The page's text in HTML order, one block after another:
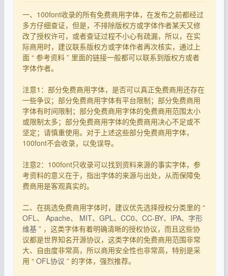
一、100font收录的所有免费商用字体，在发布之前都经过
多方仔细查证，但是，不排除版权方或字体作者某天又修
改了授权许可，或者查证过程不小心有疏漏，所以，在实
际商用时，建议联系版权方或字体作者再次核实，通过上
面 “ 参考资料 ” 里面的链接一般都可以联系到版权方或者
字体作者。
注意1：部分免费商用字体，是否可以真正免费商用还存在
一些争议；部分免费商用字体有平台限制；部分免费商用
字体有时间限制；部分免费商用字体的免费商用范围太小
或限制太多；部分免费商用字体的免费商用决心不足或不
坚定；请慎重使用。对于上述这些部分免费商用字体，
100font不会收录，以免误导。
注意2：100font只收录可以找到资料来源的事实字体，参
考资料的意义在于，指出字体的来源与出处，从而保障免
费商用是客观真实的。
二、在挑选免费商用字体时，建议优先选择授权分类里的 “
OFL 、 Apache、 MIT、 GPL 、 CC0、 CC-BY、 IPA、 字形
维基 ” ，这类字体有着明确清晰的授权协议，而且这些协
议都是世界知名开源协议，这类字体的免费商用范围非常
大、自由度非常高，所以商用安全性也非常高，特别是采
用 “ OFL协议 ” 的字体，强烈推荐。